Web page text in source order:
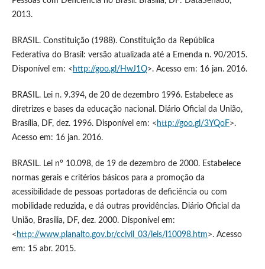
2013.
BRASIL. Constituição (1988). Constituição da República
Federativa do Brasil: versão atualizada até a Emenda n. 90/2015.
Disponível em: < http://goo.gl/HwJ1Q>. Acesso em: 16 jan. 2016.
BRASIL. Lei n. 9.394, de 20 de dezembro 1996. Estabelece as
diretrizes e bases da educação nacional. Diário Oficial da União,
Brasília, DF, dez. 1996. Disponível em: < http://goo.gl/3YQoF>.
Acesso em: 16 jan. 2016.
BRASIL. Lei n° 10.098, de 19 de dezembro de 2000. Estabelece
normas gerais e critérios básicos para a promoção da
acessibilidade de pessoas portadoras de deficiência ou com
mobilidade reduzida, e dá outras providências. Diário Oficial da
União, Brasília, DF, dez. 2000. Disponível em:
< http://www.planalto.gov.br/ccivil_03/leis/l10098.htm>. Acesso
em: 15 abr. 2015.